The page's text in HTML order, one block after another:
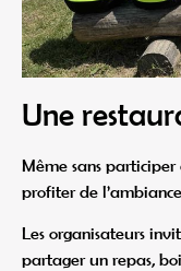
Une
Même sans
profiter de
Les organisateurs
partager un repas,